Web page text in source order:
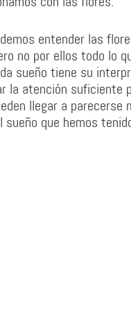
entender las
no por ellos todo lo
sueño tiene su
la atención suficiente
llegar a
sueño que hemos